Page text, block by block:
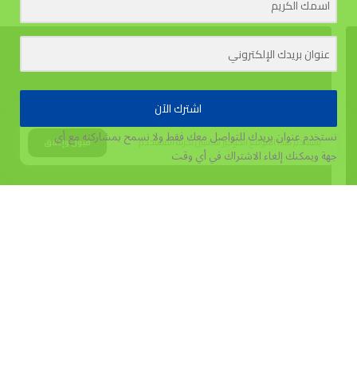
يستخدم هذا الموقع الكوكيز لتحسين تجربة المستخدم. قبول وإغلاق
اشترك الآن
نستخدم عنوان بريدك للتواصل معك فقط ولا نسمح بمشاركته مع أي
جهةويمكنك إلغاء الاشتراك في أي وقت